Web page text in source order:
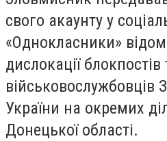
свого акаунту у
«Однокласники»
дислокації блокпостів
військовослужбовців
України на окремих
Донецької області.